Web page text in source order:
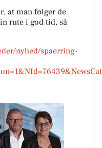
at man følger de
rute i god tid, så
nyhed/spaerring-